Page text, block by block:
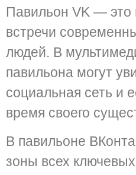
Павильон VK — это
встречи
людей. В
павильона могут
социальная сеть и
время своего
В павильоне
зоны всех